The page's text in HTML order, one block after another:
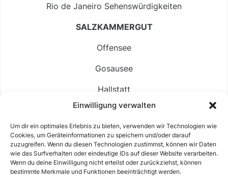
Einwilligung verwalten
Um dir ein optimales Erlebnis zu bieten, verwenden wir Technologien wie
Cookies, um Geräteinformationen zu speichern und/oder darauf
zuzugreifen. Wenn du diesen Technologien zustimmst, können wir Daten
wie das Surfverhalten oder eindeutige IDs auf dieser Website verarbeiten.
Wenn du deine Einwilligung nicht erteilst oder zurückziehst, können
bestimmte Merkmale und Funktionen beeinträchtigt werden.
Rio de Janeiro Sehenswürdigkeiten
SALZKAMMERGUT
Offensee
Gosausee
Hallstatt
Langbathsee
Altausseer See
Hintersee